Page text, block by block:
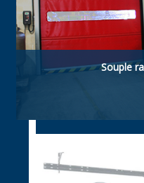
Souple
Souple rapide
applications